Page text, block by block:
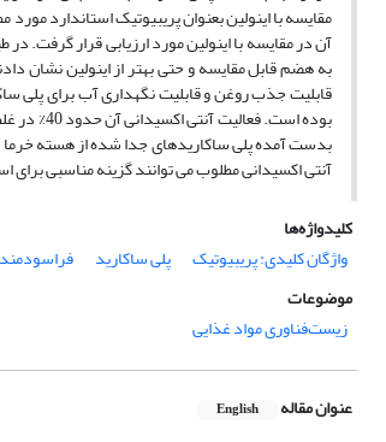
مقایسه با اینولین بعنوان پریبیوتیک
آن در مقایسه با اینولین مورد ارزیابی قرار
به هضم قابل مقایسه و حتی بهتر از اینولین نشان
بوده
بدست آمده پلی ساکاریدهای جدا شده از هسته خرما
آنتی اکسیدانی مطلوب می توانند گزینه مناسبی
کلیدواژه‌ها
واژگان کلیدی: پریبیوتیک
پلی ساکارید فراسودمند
موضوعات
زیست‌فناوری مواد غذایی
عنوان مقاله English